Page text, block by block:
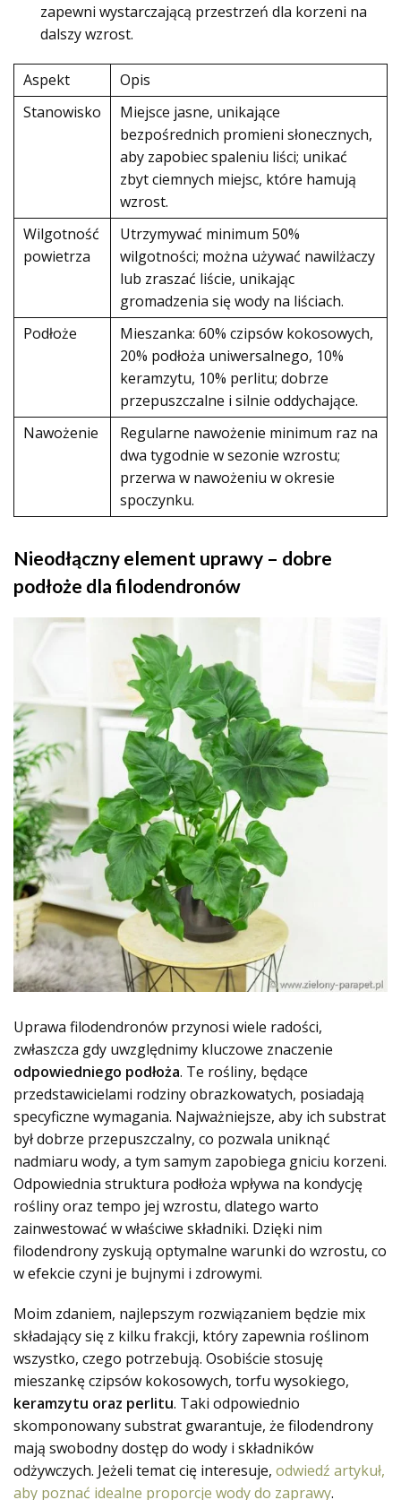
zapewni wystarczającą przestrzeń dla korzeni na
dalszy wzrost.
Aspekt
Opis
Stanowisko
Miejsce jasne, unikające
bezpośrednich promieni słonecznych,
aby zapobiec spaleniu liści; unikać
zbyt ciemnych miejsc, które hamują
wzrost.
Wilgotność
powietrza
Utrzymywać minimum 50%
wilgotności; można używać nawilżaczy
lub zraszać liście, unikając
gromadzenia się wody na liściach.
Podłoże
Mieszanka: 60% czipsów kokosowych,
20% podłoża uniwersalnego, 10%
keramzytu, 10% perlitu; dobrze
przepuszczalne i silnie oddychające.
Nawożenie
Regularne nawożenie minimum raz na
dwa tygodnie w sezonie wzrostu;
przerwa w nawożeniu w okresie
spoczynku.
Nieodłączny element uprawy – dobre
podłoże dla filodendronów
Uprawa filodendronów przynosi wiele radości,
zwłaszcza gdy uwzględnimy kluczowe znaczenie
odpowiedniego podłoża. Te rośliny, będące
przedstawicielami rodziny obrazkowatych, posiadają
specyficzne wymagania. Najważniejsze, aby ich substrat
był dobrze przepuszczalny, co pozwala uniknąć
nadmiaru wody, a tym samym zapobiega gniciu korzeni.
Odpowiednia struktura podłoża wpływa na kondycję
rośliny oraz tempo jej wzrostu, dlatego warto
zainwestować w właściwe składniki. Dzięki nim
filodendrony zyskują optymalne warunki do wzrostu, co
w efekcie czyni je bujnymi i zdrowymi.
Moim zdaniem, najlepszym rozwiązaniem będzie mix
składający się z kilku frakcji, który zapewnia roślinom
wszystko, czego potrzebują. Osobiście stosuję
mieszankę czipsów kokosowych, torfu wysokiego,
keramzytu oraz perlitu. Taki odpowiednio
skomponowany substrat gwarantuje, że filodendrony
mają swobodny dostęp do wody i składników
odżywczych. Jeżeli temat cię interesuje, odwiedź artykuł,
aby poznać idealne proporcje wody do zaprawy.